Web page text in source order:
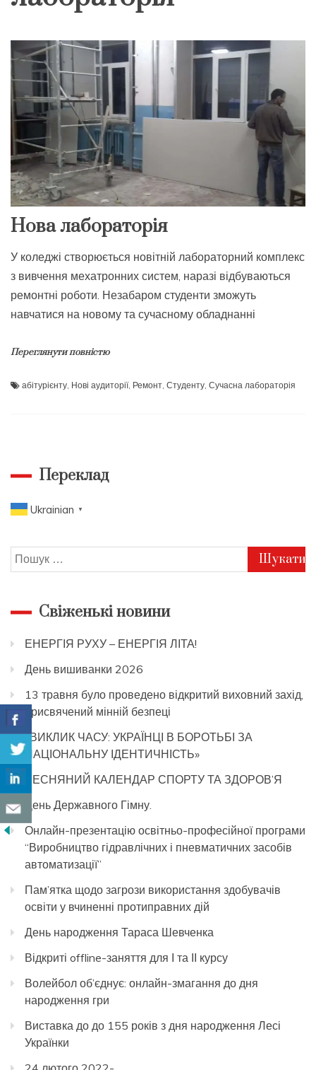
Нова лабораторія
У коледжі створюється новітній лабораторний комплекс
з вивчення мехатронних систем, наразі відбуваються
ремонтні роботи. Незабаром студенти зможуть
навчатися на новому та сучасному обладнанні
Переглянути повністю
абітурієнту, Нові аудиторії, Ремонт, Студенту, Сучасна лабораторія
Переклад
Ukrainian ▼
Пошук:
Свіженькі новини
ЕНЕРГІЯ РУХУ – ЕНЕРГІЯ ЛІТА!
День вишиванки 2026
13 травня було проведено відкритий виховний захід,
присвячений мінній безпеці
«ВИКЛИК ЧАСУ: УКРАЇНЦІ В БОРОТЬБІ ЗА
НАЦІОНАЛЬНУ ІДЕНТИЧНІСТЬ»
ВЕСНЯНИЙ КАЛЕНДАР СПОРТУ ТА ЗДОРОВ’Я
День Державного Гімну.
Онлайн-презентацію освітньо-професійної програми
“Виробництво гідравлічних і пневматичних засобів
автоматизації”
Пам’ятка щодо загрози використання здобувачів
освіти у вчиненні протиправних дій
День народження Тараса Шевченка
Відкриті offline-заняття для І та ІІ курсу
Волейбол об’єднує: онлайн-змагання до дня
народження гри
Виставка до до 155 років з дня народження Лесі
Українки